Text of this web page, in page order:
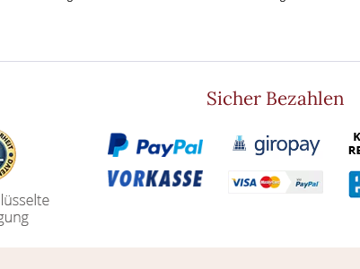
Sicher Bezahlen